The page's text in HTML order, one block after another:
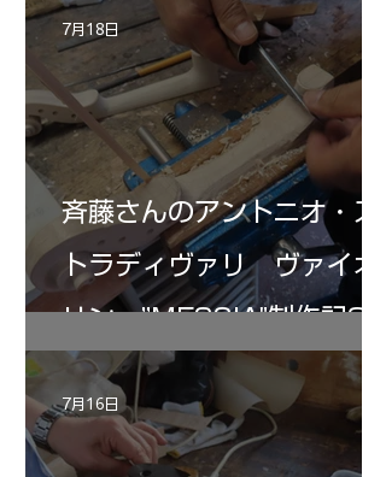
斉藤さんのアントニオ・ス
トラディヴァリ ヴァイオ
リン ”MESSIA"制作記32
7月18日
7月16日